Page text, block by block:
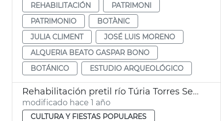
REHABILITACIÓN
PATRIMONI
PATRIMONIO
BOTÀNIC
JULIA CLIMENT
JOSÉ LUIS MORENO
ALQUERIA BEATO GASPAR BONO
BOTÁNICO
ESTUDIO ARQUEOLÓGICO
Rehabilitación pretil río Túria Torres Serranos València
modificado hace 1 año
CULTURA Y FIESTAS POPULARES